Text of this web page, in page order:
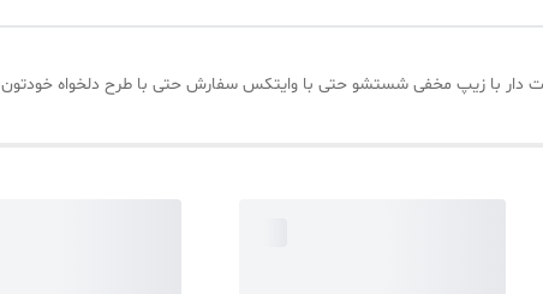
دار با زیپ مخفی شستشو حتی با وایتکس سفارش حتی با طرح دلخواه خودتون